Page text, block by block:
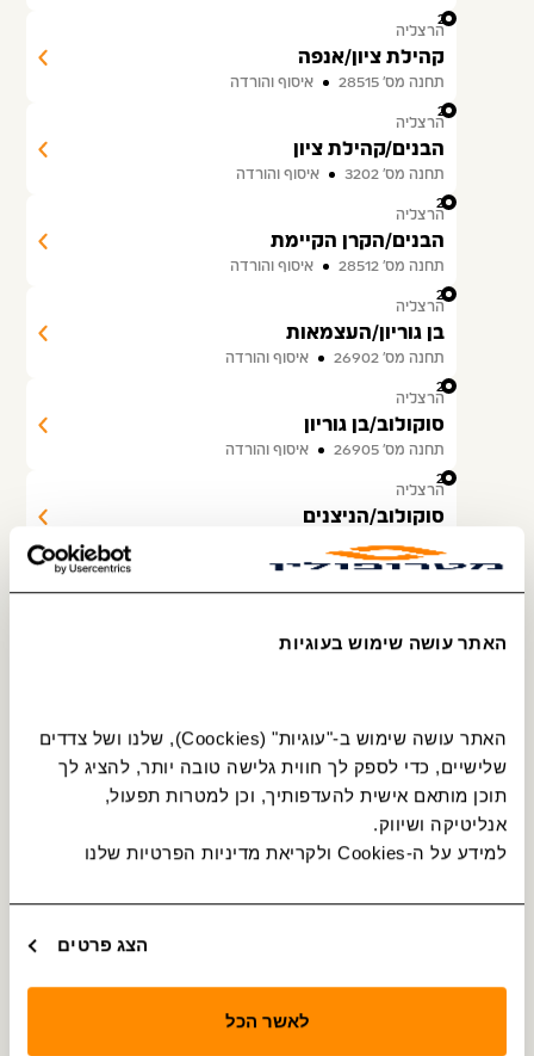
האתר עושה שימוש בעוגיות
אנליטיקה ושיווק.
למידע על ה-Cookies ולקריאת מדיניות הפרטיות שלנו
הצג פרטים
לאשר הכל
21
הרצליה
קהילת ציון/אנפה
תחנה מס׳ 28515 איסוף והורדה
22
הרצליה
הבנים/קהילת ציון
תחנה מס׳ 3202 איסוף והורדה
23
הרצליה
הבנים/הקרן הקיימת
תחנה מס׳ 28512 איסוף והורדה
24
הרצליה
בן גוריון/העצמאות
תחנה מס׳ 26902 איסוף והורדה
25
הרצליה
סוקולוב/בן גוריון
תחנה מס׳ 26905 איסוף והורדה
26
הרצליה
סוקולוב/הניצנים
27
הרצליה
בית ספר תיכון ראשונים/הרב קוק
תחנה מס׳ 26881
30
הרצליה
תחנה מס׳ 26894 איסוף והורדה